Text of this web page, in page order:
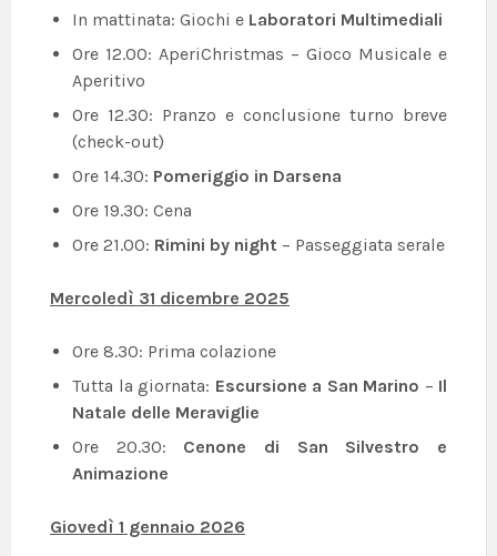
In mattinata: Giochi e Laboratori Multimediali
Ore 12.00: AperiChristmas – Gioco Musicale e
Aperitivo
Ore 12.30: Pranzo e conclusione turno breve
(check-out)
Ore 14.30: Pomeriggio in Darsena
Ore 19.30: Cena
Ore 21.00: Rimini by night – Passeggiata serale
Mercoledì 31 dicembre 2025
Ore 8.30: Prima colazione
Tutta la giornata: Escursione a San Marino – Il
Natale delle Meraviglie
Ore 20.30: Cenone di San Silvestro e
Animazione
Giovedì 1 gennaio 2026